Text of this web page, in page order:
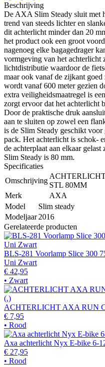
Beschrijving
De AXA Slim Steady sluit met
trend van steeds lichter en
dit achterlicht minder dan 20
het product ook een groot
nagenoeg elke bagagedrager
vormgeving van het achterlicht
lichtdistributie waardoor de
maar ook vanaf de zijkant
wordt vanaf 600 meter gezien
extra veiligheidsmaatregel is
zorgt ervoor dat het achterlicht
Door de praktische druk
aan te sluiten op zowel een
is de Slim Steady geschikt
pack. Het achterlicht is schok-
de achterplaat aan elkaar
Slim Steady is 80 mm.
Specificaties
Omschrijving
STL 80MM
Merk
AXA
Model
Slim steady
Modeljaar 2016
Gerelateerde producten
BLS-281 Voorlamp Slice 300
Uni Zwart
€ 42,95
• Zwart
ACHTERLICHT AXA RUN
€ 7,95
• Rood
Axa achterlicht Nyx E-bike 6-
€ 27,95
• Rood